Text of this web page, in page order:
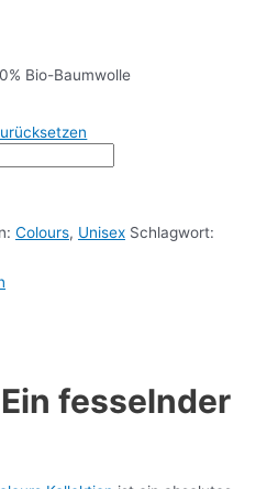
Bio-Baumwolle
Colours, Unisex Schlagwort:
fesselnder